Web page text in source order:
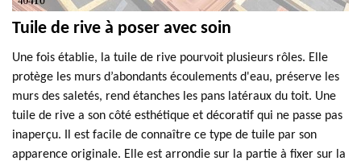
Tuile de rive à poser avec soin
Une fois établie, la tuile de rive pourvoit plusieurs rôles. Elle
protège les murs d’abondants écoulements d'eau, préserve les
murs des saletés, rend étanches les pans latéraux du toit. Une
tuile de rive a son côté esthétique et décoratif qui ne passe pas
inaperçu. Il est facile de connaître ce type de tuile par son
apparence originale. Elle est arrondie sur la partie à fixer sur la